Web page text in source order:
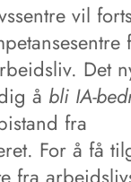
vil
Det
å bli IA-
fra
For å få